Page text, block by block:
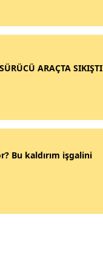
ARAÇTA SIKIŞTI
Bu kaldırım işgalini